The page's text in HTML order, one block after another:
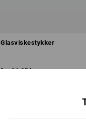
Glasviskestykker
fra 21,25 kr.